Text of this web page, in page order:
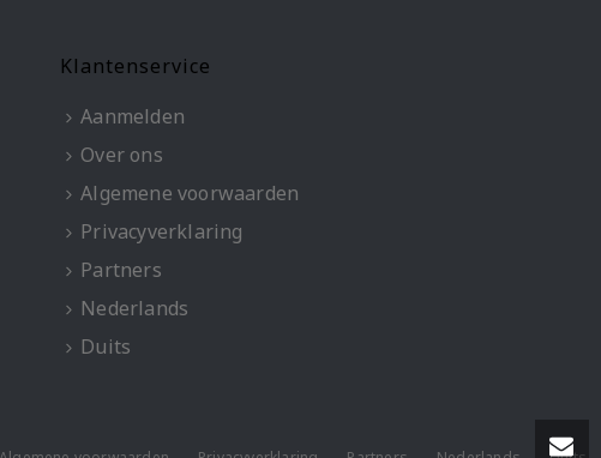
Klantenservice
Aanmelden
Over ons
Algemene voorwaarden
Privacyverklaring
Partners
Nederlands
Duits